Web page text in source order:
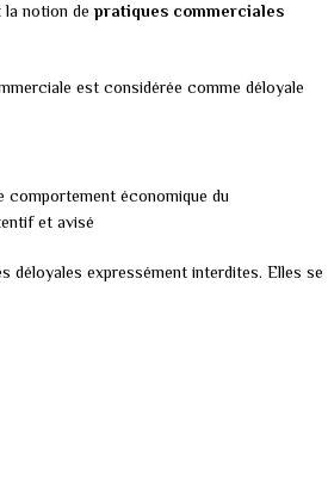
notion de pratiques commerciales
est considérée comme déloyale
comportement économique du
et avisé
déloyales expressément interdites. Elles se